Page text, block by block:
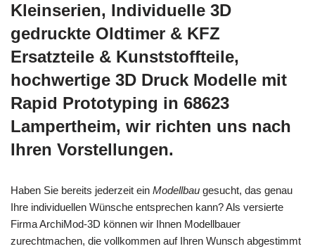
Kleinserien, Individuelle 3D
gedruckte Oldtimer & KFZ
Ersatzteile & Kunststoffteile,
hochwertige 3D Druck Modelle mit
Rapid Prototyping in 68623
Lampertheim, wir richten uns nach
Ihren Vorstellungen.
Haben Sie bereits jederzeit ein Modellbau gesucht, das genau
Ihre individuellen Wünsche entsprechen kann? Als versierte
Firma ArchiMod-3D können wir Ihnen Modellbauer
zurechtmachen, die vollkommen auf Ihren Wunsch abgestimmt